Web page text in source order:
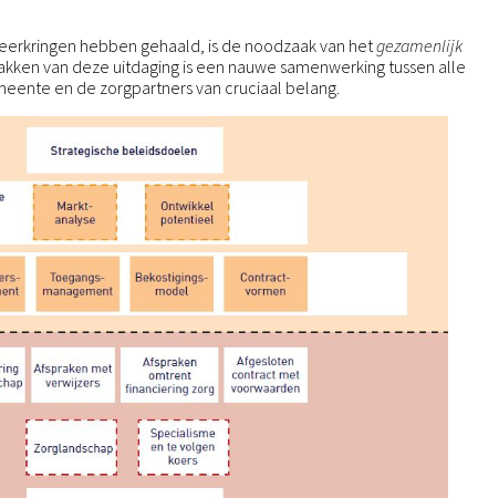
hebben gehaald, is de noodzaak van hetgezamenlijk
van deze uitdaging is een nauwe samenwerking tussen alle
en de zorgpartners van cruciaal belang.